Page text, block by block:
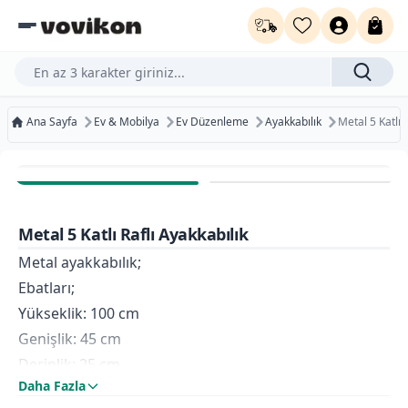
Ürün, kategori veya marka ara...
Ana Sayfa Ev & Mobilya Ev Düzenleme Ayakkabılık Metal 5 Katlı
Ücretsiz Kargo
Kurumsal Faturaya Uygun
Metal 5 Katlı Raflı Ayakkabılık
Metal ayakkabılık;
Ebatları;
Yükseklik: 100 cm
Genişlik: 45 cm
Derinlik: 25 cm
Tabla : Suntalam malzeme 18 mm
Daha Fazla